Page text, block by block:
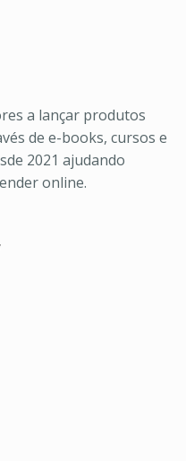
a lançar produtos
de e-books, cursos e
2021 ajudando
online.